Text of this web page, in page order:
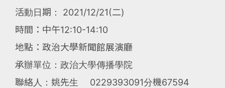
活動日期： 2021/12/21(二)
時間：中午12:10-14:10
地點：政治大學新聞館展演廳
承辦單位：政治大學傳播學院
聯絡人：姚先生 0229393091分機67594